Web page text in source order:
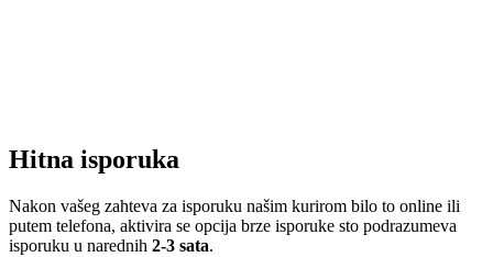
Hitna isporuka
Nakon vašeg zahteva za isporuku našim kurirom bilo to online ili
putem telefona, aktivira se opcija brze isporuke sto podrazumeva
isporuku u narednih 2-3 sata.